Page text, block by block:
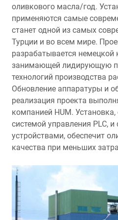
оливкового масла/год.
применяются самые
станет одной из самых
Турции и во всем мире.
разрабатывается немецкой
занимающей лидирующую
технологий производства
Обновление аппаратуры и
реализация проекта
компанией HUM.
системой управления PLC,
устройствами, обеспечит
качества при меньших